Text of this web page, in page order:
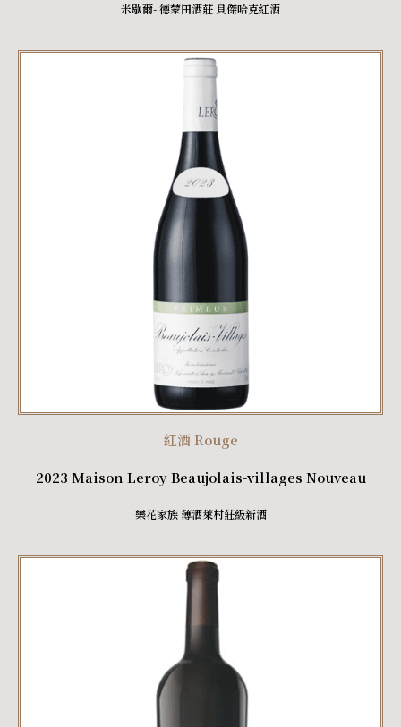
米歇爾- 德蒙田酒莊 貝傑哈克紅酒
紅酒 Rouge
2023 Maison Leroy Beaujolais-villages Nouveau
樂花家族 薄酒萊村莊級新酒